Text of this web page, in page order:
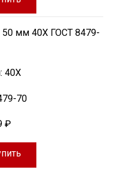
50 мм 40Х ГОСТ 8479-
40Х
70
₽